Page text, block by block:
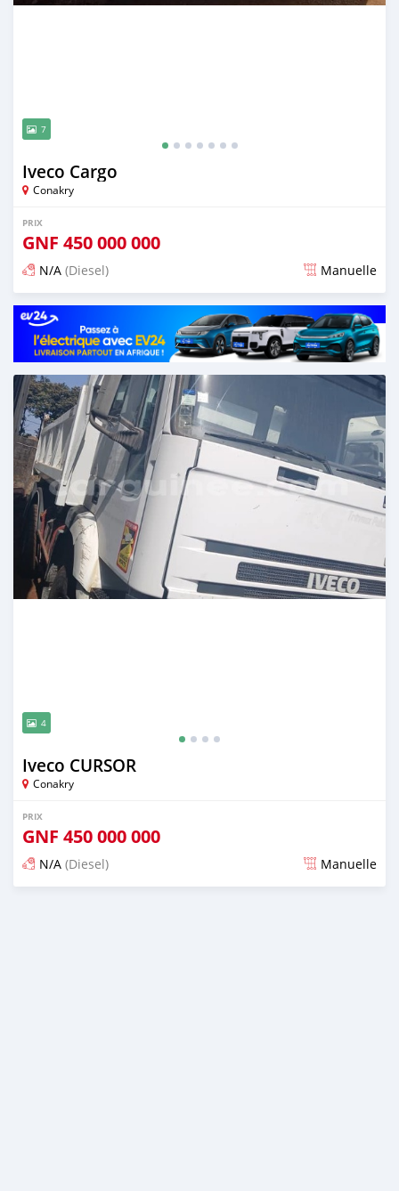
7
Iveco Cargo
Conakry
PRIX
GNF 450 000 000
N/A (Diesel) Manuelle
Publié il y a plus d'un an
4
Iveco CURSOR
Conakry
PRIX
GNF 450 000 000
N/A (Diesel) Manuelle